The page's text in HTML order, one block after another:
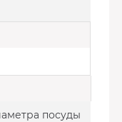
посуды